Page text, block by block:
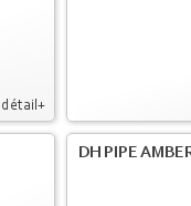
détail+
DH PIPE